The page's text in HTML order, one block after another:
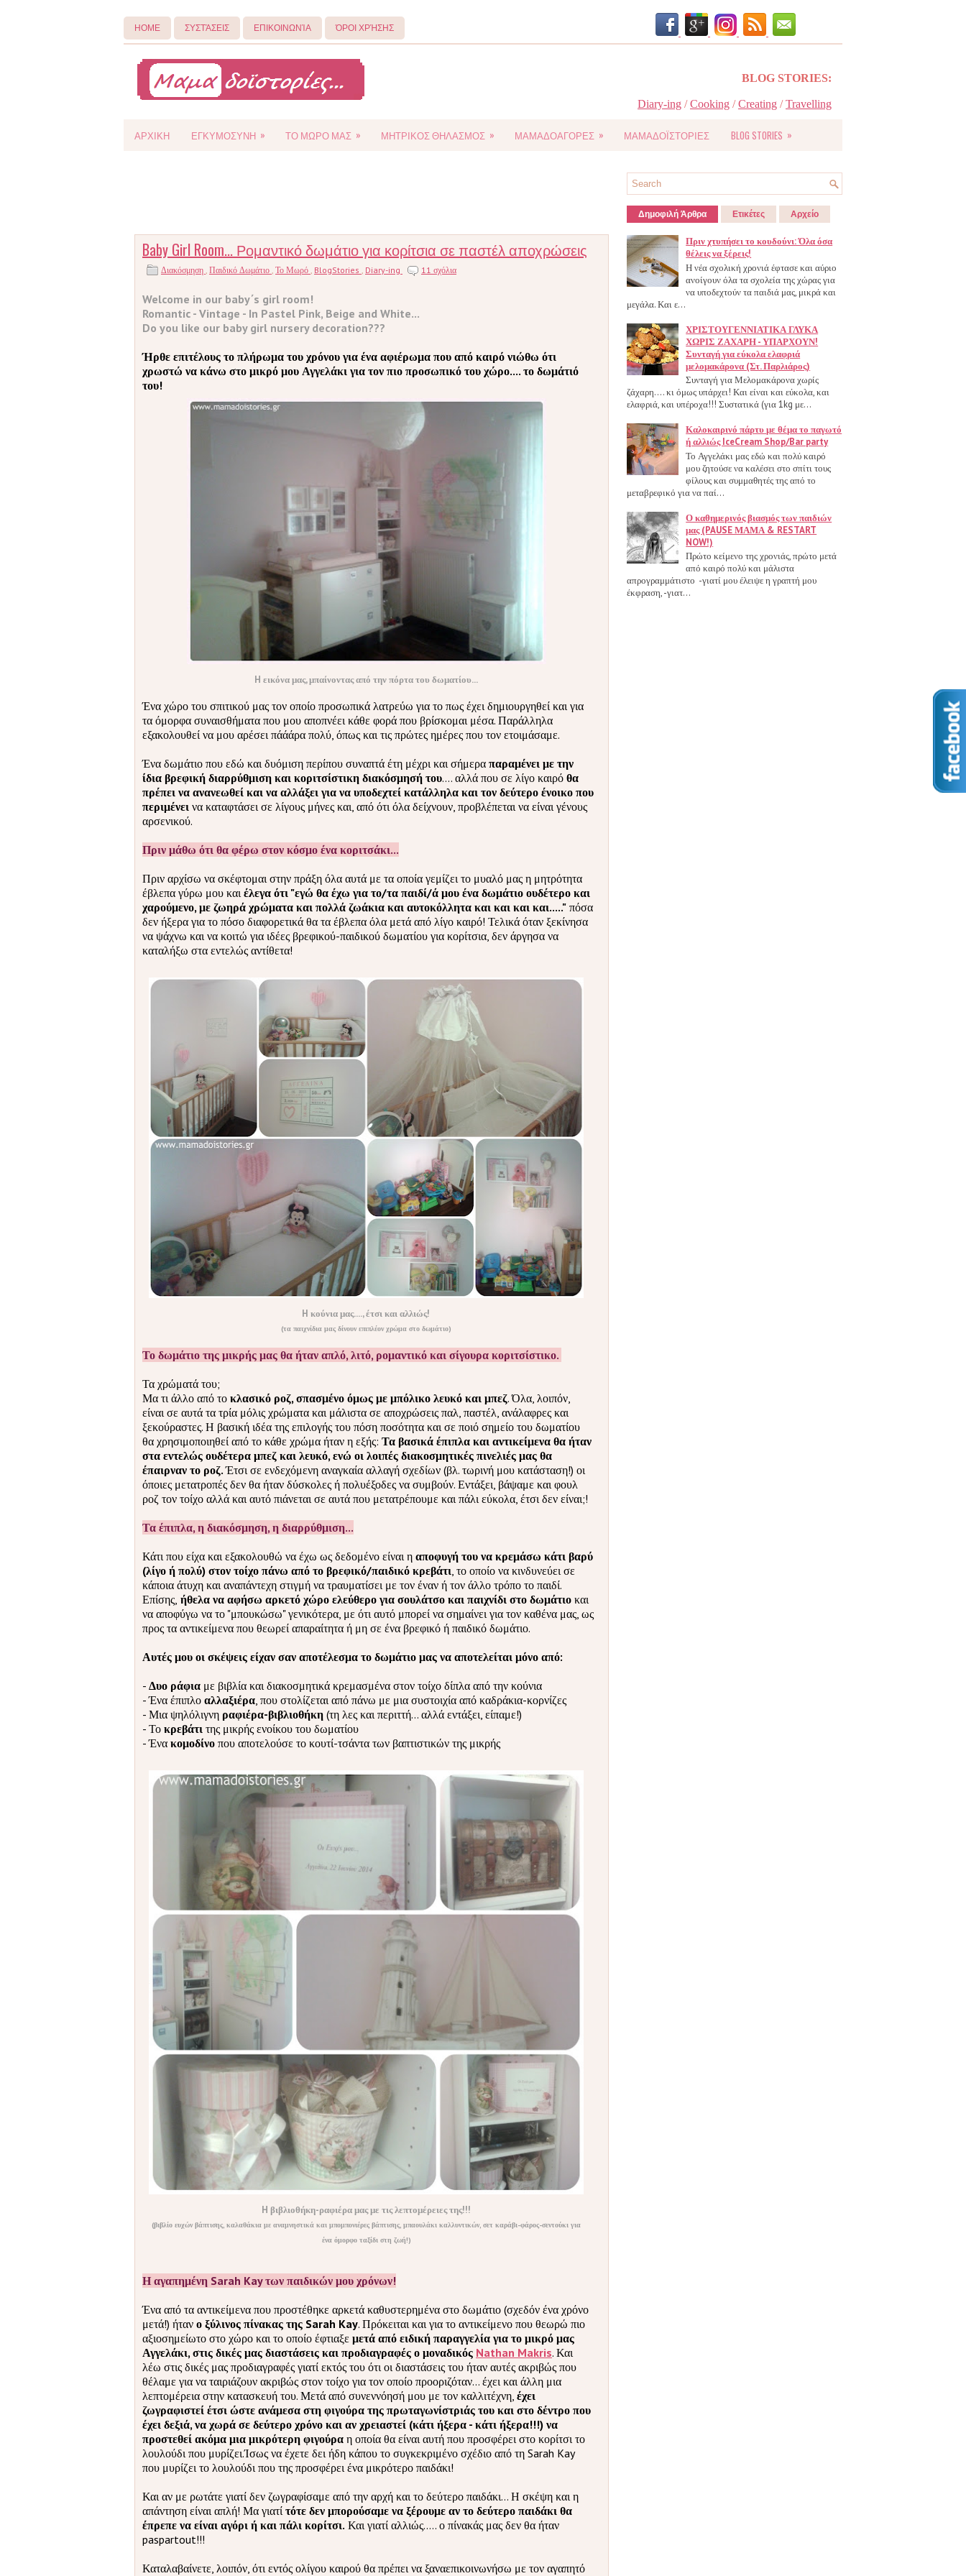
ΗΟΜΕ ΣΥΣΤΆΣΕΙΣ ΕΠΙΚΟΙΝΩΝΊΑ ΌΡΟΙ ΧΡΉΣΗΣ
BLOG STORIES:
Diary-ing /Cooking /Creating /Travelling
ΑΡΧΙΚΗ ΕΓΚΥΜΟΣΥΝΗ » ΤΟ ΜΩΡΟ ΜΑΣ » ΜΗΤΡΙΚΟΣ ΘΗΛΑΣΜΟΣ » ΜΑΜΑΔΟΑΓΟΡΕΣ » ΜΑΜΑΔΟΪΣΤΟΡΙΕΣ BLOG STORIES »
Baby Girl Room... Ρομαντικό δωμάτιο για κορίτσια σε παστέλ αποχρώσεις
Διακόσμηση , Παιδικό Δωμάτιο , Το Μωρό , BlogStories , Diary-ing 11 σχόλια
Welcome in our baby΄s girl room!
Romantic - Vintage - In Pastel Pink, Beige and White...
Do you like our baby girl nursery decoration???
Ήρθε επιτέλους το πλήρωμα του χρόνου για ένα αφιέρωμα που από καιρό νιώθω ότι
χρωστώ να κάνω στο μικρό μου Αγγελάκι για τον πιο προσωπικό του χώρο.... το δωμάτιό
του!
H εικόνα μας, μπαίνοντας από την πόρτα του δωματίου...
Ένα χώρο του σπιτικού μας τον οποίο προσωπικά λατρεύω για το πως έχει δημιουργηθεί και για
τα όμορφα συναισθήματα που μου αποπνέει κάθε φορά που βρίσκομαι μέσα. Παράλληλα
εξακολουθεί να μου αρέσει πάάάρα πολύ, όπως και τις πρώτες ημέρες που τον ετοιμάσαμε.
Ένα δωμάτιο που εδώ και δυόμιση περίπου συναπτά έτη μέχρι και σήμερα παραμένει με την
ίδια βρεφική διαρρύθμιση και κοριτσίστικη διακόσμησή του.... αλλά που σε λίγο καιρό θα
πρέπει να ανανεωθεί και να αλλάξει για να υποδεχτεί κατάλληλα και τον δεύτερο ένοικο που
περιμένει να καταφτάσει σε λίγους μήνες και, από ότι όλα δείχνουν, προβλέπεται να είναι γένους
αρσενικού.
Πριν μάθω ότι θα φέρω στον κόσμο ένα κοριτσάκι...
Πριν αρχίσω να σκέφτομαι στην πράξη όλα αυτά με τα οποία γεμίζει το μυαλό μας η μητρότητα
έβλεπα γύρω μου καιέλεγα ότι "εγώ θα έχω για το/τα παιδί/ά μου ένα δωμάτιο ουδέτερο και
χαρούμενο, με ζωηρά χρώματα και πολλά ζωάκια και αυτοκόλλητα και και και και....." πόσα
δεν ήξερα για το πόσο διαφορετικά θα τα έβλεπα όλα μετά από λίγο καιρό! Τελικά όταν ξεκίνησα
να ψάχνω και να κοιτώ για ιδέες βρεφικού-παιδικού δωματίου για κορίτσια, δεν άργησα να
καταλήξω στα εντελώς αντίθετα!
H κούνια μας...., έτσι και αλλιώς!
(τα παιχνίδια μας δίνουν επιπλέον χρώμα στο δωμάτιο)
Το δωμάτιο της μικρής μας θα ήταν απλό, λιτό, ρομαντικό και σίγουρα κοριτσίστικο.
Τα χρώματά του;
Μα τι άλλο από το κλασικό ροζ, σπασμένο όμως με μπόλικο λευκό και μπεζ. Όλα, λοιπόν,
είναι σε αυτά τα τρία μόλις χρώματα και μάλιστα σε αποχρώσεις παλ, παστέλ, ανάλαφρες και
ξεκούραστες. Η βασική ιδέα της επιλογής του πόση ποσότητα και σε ποιό σημείο του δωματίου
θα χρησιμοποιηθεί από το κάθε χρώμα ήταν η εξής: Τα βασικά έπιπλα και αντικείμενα θα ήταν
στα εντελώς ουδέτερα μπεζ και λευκό, ενώ οι λοιπές διακοσμητικές πινελιές μας θα
έπαιρναν το ροζ.Έτσι σε ενδεχόμενη αναγκαία αλλαγή σχεδίων (βλ. τωρινή μου κατάσταση!) οι
όποιες μετατροπές δεν θα ήταν δύσκολες ή πολυέξοδες να συμβούν. Εντάξει, βάψαμε και φουλ
ροζ τον τοίχο αλλά και αυτό πιάνεται σε αυτά που μετατρέπουμε και πάλι εύκολα, έτσι δεν είναι;!
Τα έπιπλα, η διακόσμηση, η διαρρύθμιση...
Κάτι που είχα και εξακολουθώ να έχω ως δεδομένο είναι η αποφυγή του να κρεμάσω κάτι βαρύ
(λίγο ή πολύ) στον τοίχο πάνω από το βρεφικό/παιδικό κρεβάτι, το οποίο να κινδυνεύει σε
κάποια άτυχη και αναπάντεχη στιγμή να τραυματίσει με τον έναν ή τον άλλο τρόπο το παιδί.
Επίσης, ήθελα να αφήσω αρκετό χώρο ελεύθερο για σουλάτσο και παιχνίδι στο δωμάτιο και
να αποφύγω να το "μπουκώσω" γενικότερα, με ότι αυτό μπορεί να σημαίνει για τον καθένα μας, ως
προς τα αντικείμενα που θεωρεί απαραίτητα ή μη σε ένα βρεφικό ή παιδικό δωμάτιο.
Αυτές μου οι σκέψεις είχαν σαν αποτέλεσμα το δωμάτιο μας να αποτελείται μόνο από:
- Δυο ράφια με βιβλία και διακοσμητικά κρεμασμένα στον τοίχο δίπλα από την κούνια
- Ένα έπιπλο αλλαξιέρα, που στολίζεται από πάνω με μια συστοιχία από καδράκια-κορνίζες
- Μια ψηλόλιγνη ραφιέρα-βιβλιοθήκη (τη λες και περιττή... αλλά εντάξει, είπαμε!)
- Το κρεβάτι της μικρής ενοίκου του δωματίου
- Ένα κομοδίνο που αποτελούσε το κουτί-τσάντα των βαπτιστικών της μικρής
H βιβλιοθήκη-ραφιέρα μας με τις λεπτομέρειες της!!!
(βιβλίο ευχών βάπτισης, καλαθάκια με αναμνηστικά και μπομπονιέρες βάπτισης, μπαουλάκι καλλυντικών, σετ καράβι-φάρος-σεντούκι για
ένα όμορφο ταξίδι στη ζωή!)
Η αγαπημένη Sarah Kay των παιδικών μου χρόνων!
Ένα από τα αντικείμενα που προστέθηκε αρκετά καθυστερημένα στο δωμάτιο (σχεδόν ένα χρόνο
μετά!) ήταν ο ξύλινος πίνακας της Sarah Kay. Πρόκειται και για το αντικείμενο που θεωρώ πιο
αξιοσημείωτο στο χώρο και το οποίο έφτιαξε μετά από ειδική παραγγελία για το μικρό μας
Αγγελάκι, στις δικές μας διαστάσεις και προδιαγραφές ο μοναδικός Nathan Makris. Και
λέω στις δικές μας προδιαγραφές γιατί εκτός του ότι οι διαστάσεις του ήταν αυτές ακριβώς που
θέλαμε για να ταιριάζουν ακριβώς στον τοίχο για τον οποίο προοριζόταν... έχει και άλλη μια
λεπτομέρεια στην κατασκευή του. Μετά από συνεννόησή μου με τον καλλιτέχνη, έχει
ζωγραφιστεί έτσι ώστε ανάμεσα στη φιγούρα της πρωταγωνίστριάς του και στο δέντρο που
έχει δεξιά, να χωρά σε δεύτερο χρόνο και αν χρειαστεί (κάτι ήξερα - κάτι ήξερα!!!) να
προστεθεί ακόμα μια μικρότερη φιγούρα η οποία θα είναι αυτή που προσφέρει στο κορίτσι το
λουλούδι που μυρίζει.Ίσως να έχετε δει ήδη κάπου το συγκεκριμένο σχέδιο από τη Sarah Kay
που μυρίζει το λουλούδι που της προσφέρει ένα μικρότερο παιδάκι!
Και αν με ρωτάτε γιατί δεν ζωγραφίσαμε από την αρχή και το δεύτερο παιδάκι... Η σκέψη και η
απάντηση είναι απλή! Μα γιατίτότε δεν μπορούσαμε να ξέρουμε αν το δεύτερο παιδάκι θα
έπρεπε να είναι αγόρι ή και πάλι κορίτσι. Και γιατί αλλιώς..... ο πίνακάς μας δεν θα ήταν
paspartout!!!
Καταλαβαίνετε, λοιπόν, ότι εντός ολίγου καιρού θα πρέπει να ξαναεπικοινωνήσω με τον αγαπητό
Δημοφιλή Άρθρα Ετικέτες Αρχείο
Πριν χτυπήσει το κουδούνι: Όλα όσα
θέλεις να ξέρεις!
Η νέα σχολική χρονιά έφτασε και αύριο
ανοίγουν όλα τα σχολεία της χώρας για
να υποδεχτούν τα παιδιά μας, μικρά και
μεγάλα. Και ε...
ΧΡΙΣΤΟΥΓΕΝΝΙΑΤΙΚΑ ΓΛΥΚΑ
ΧΩΡΙΣ ΖΑΧΑΡΗ - ΥΠΑΡΧΟΥΝ!
Συνταγή για εύκολα ελαφριά
μελομακάρονα (Στ. Παρλιάρος)
Συνταγή για Μελομακάρονα χωρίς
ζάχαρη.... κι όμως υπάρχει! Και είναι και εύκολα, και
ελαφριά, και υπέροχα!!! Συστατικά (για 1kg με...
Καλοκαιρινό πάρτυ με θέμα το παγωτό
ή αλλιώς IceCream Shop/Bar party
Το Αγγελάκι μας εδώ και πολύ καιρό
μου ζητούσε να καλέσει στο σπίτι τους
φίλους και συμμαθητές της από το
μεταβρεφικό για να παί...
Ο καθημερινός βιασμός των παιδιών
μας (PAUSE ΜΑΜΑ & RESTART
NOW!)
Πρώτο κείμενο της χρονιάς, πρώτο μετά
από καιρό πολύ και μάλιστα
απρογραμμάτιστο -γιατί μου έλειψε η γραπτή μου
έκφραση, -γιατ...